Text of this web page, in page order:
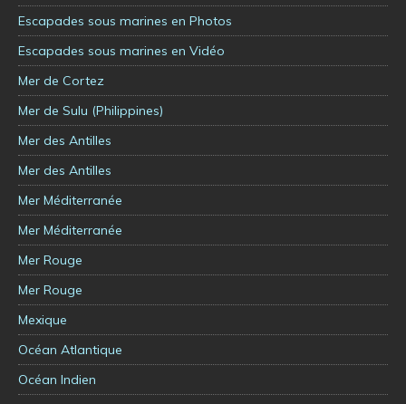
Escapades sous marines en Photos
Escapades sous marines en Vidéo
Mer de Cortez
Mer de Sulu (Philippines)
Mer des Antilles
Mer des Antilles
Mer Méditerranée
Mer Méditerranée
Mer Rouge
Mer Rouge
Mexique
Océan Atlantique
Océan Indien